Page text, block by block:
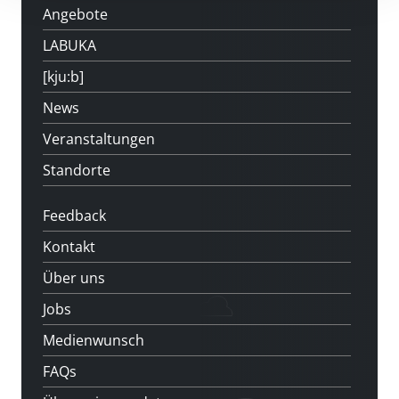
Angebote
LABUKA
[kju:b]
News
Veranstaltungen
Standorte
Feedback
Kontakt
Über uns
Jobs
Medienwunsch
FAQs